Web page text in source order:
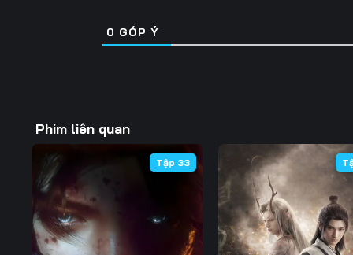
Tập 102 Tập 103 Tập 104
Tập 111
Tập 116 Tập 118
Tập 123 Tập 124 Tập 125
0 GÓP Ý
Phim liên quan
Tập 33